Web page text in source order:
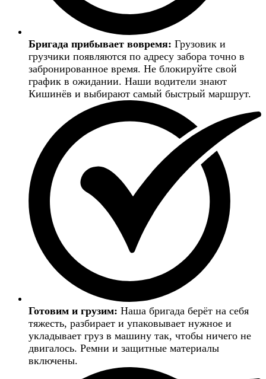
Бригада прибывает вовремя: Грузовик и
грузчики появляются по адресу забора точно в
забронированное время. Не блокируйте свой
график в ожидании. Наши водители знают
Кишинёв и выбирают самый быстрый маршрут.
Готовим и грузим: Наша бригада берёт на себя
тяжесть, разбирает и упаковывает нужное и
укладывает груз в машину так, чтобы ничего не
двигалось. Ремни и защитные материалы
включены.